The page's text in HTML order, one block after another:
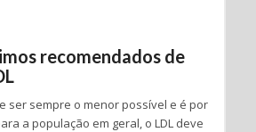
recomendados de
ser sempre o menor possível e é por
a população em geral, o LDL deve